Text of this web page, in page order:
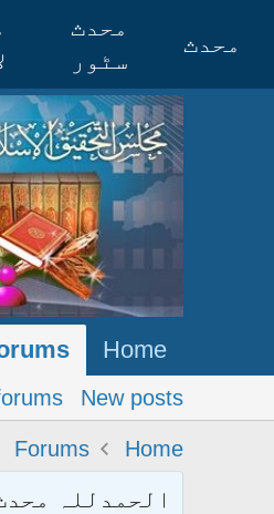
محدث
محدث
سٹور
Home
New posts
Home
Forums